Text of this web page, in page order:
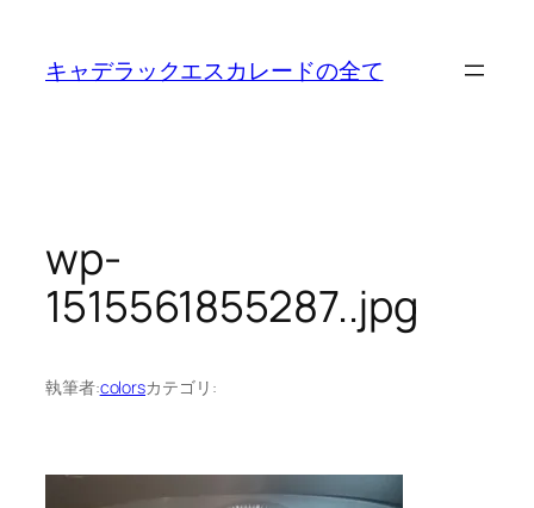
キャデラックエスカレードの全て
wp-
1515561855287..jpg
執筆者:colorsカテゴリ: